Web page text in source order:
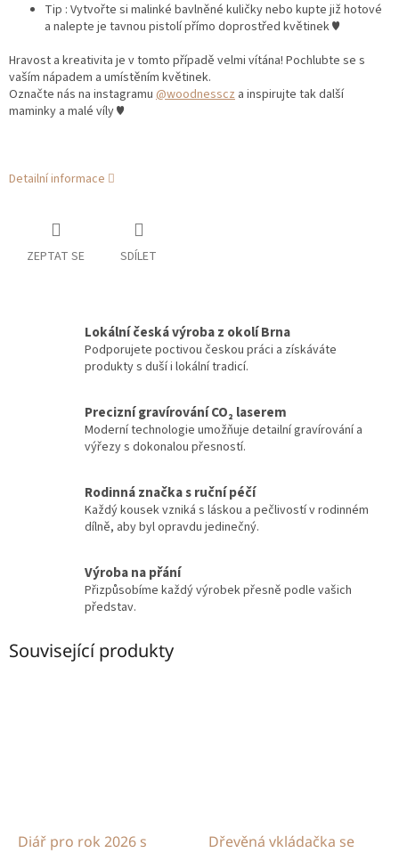
Tip : Vytvořte si malinké bavlněné kuličky nebo kupte již hotové
a nalepte je tavnou pistolí přímo doprostřed květinek ♥
Hravost a kreativita je v tomto případě velmi vítána! Pochlubte se s
vaším nápadem a umístěním květinek.
Označte nás na instagramu @woodnesscz a inspirujte tak další
maminky a malé víly ♥
Detailní informace
ZEPTAT SE SDÍLET
Lokální česká výroba z okolí Brna
Podporujete poctivou českou práci a získáváte
produkty s duší i lokální tradicí.
Precizní gravírování CO₂ laserem
Moderní technologie umožňuje detailní gravírování a
výřezy s dokonalou přesností.
Rodinná značka s ruční péčí
Každý kousek vzniká s láskou a pečlivostí v rodinném
dílně, aby byl opravdu jedinečný.
Výroba na přání
Přizpůsobíme každý výrobek přesně podle vašich
představ.
Související produkty
Diář pro rok 2026 s
Dřevěná vkládačka se